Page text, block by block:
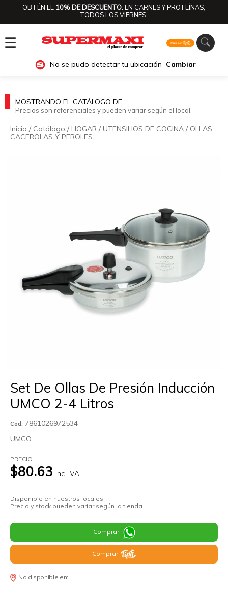
OBTÉN EL 10% DE DESCUENTO.EN CARNES Y PROTEÍNAS,
TODOS LOS VIERNES.
☰
No se pudo detectar tu ubicación Cambiar
MOSTRANDO EL CATÁLOGO DE:
Precios son referenciales y pueden variar según el local.
Inicio / Catálogo / HOGAR / UTENSILIOS DE COCINA / OLLAS,
CACEROLAS Y PEROLES
Set De Ollas De Presión Inducción
UMCO 2-4 Litros
Cod: 7861026972534
UMCO
PRECIO
$80.63 Inc. IVA
Disponible en nuestros locales.
Precio y stock pueden variar según la tienda.
Comprar
Comprar
No disponible en: